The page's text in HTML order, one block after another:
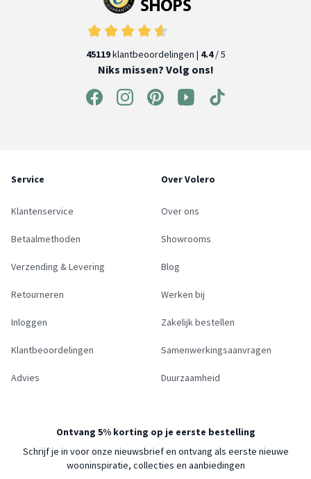
45119klantbeoordelingen | 4.4/ 5
Niks missen? Volg ons!
Service
Klantenservice
Betaalmethoden
Verzending & Levering
Retourneren
Inloggen
Klantbeoordelingen
Advies
Over Volero
Over ons
Showrooms
Blog
Werken bij
Zakelijk bestellen
Samenwerkingsaanvragen
Duurzaamheid
Ontvang 5% korting op je eerste bestelling
Schrijf je in voor onze nieuwsbrief en ontvang als eerste nieuwe
wooninspiratie, collecties en aanbiedingen